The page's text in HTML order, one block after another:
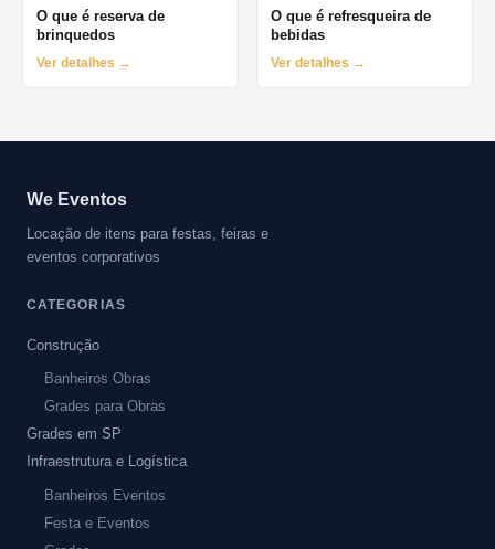
O que é reserva de
brinquedos
Ver detalhes →
O que é refresqueira de
bebidas
Ver detalhes →
We Eventos
Locação de itens para festas, feiras e
eventos corporativos
CATEGORIAS
Construção
Banheiros Obras
Grades para Obras
Grades em SP
Infraestrutura e Logística
Banheiros Eventos
Festa e Eventos